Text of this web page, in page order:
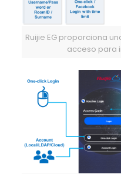
Ruijie EG proporciona
acceso para